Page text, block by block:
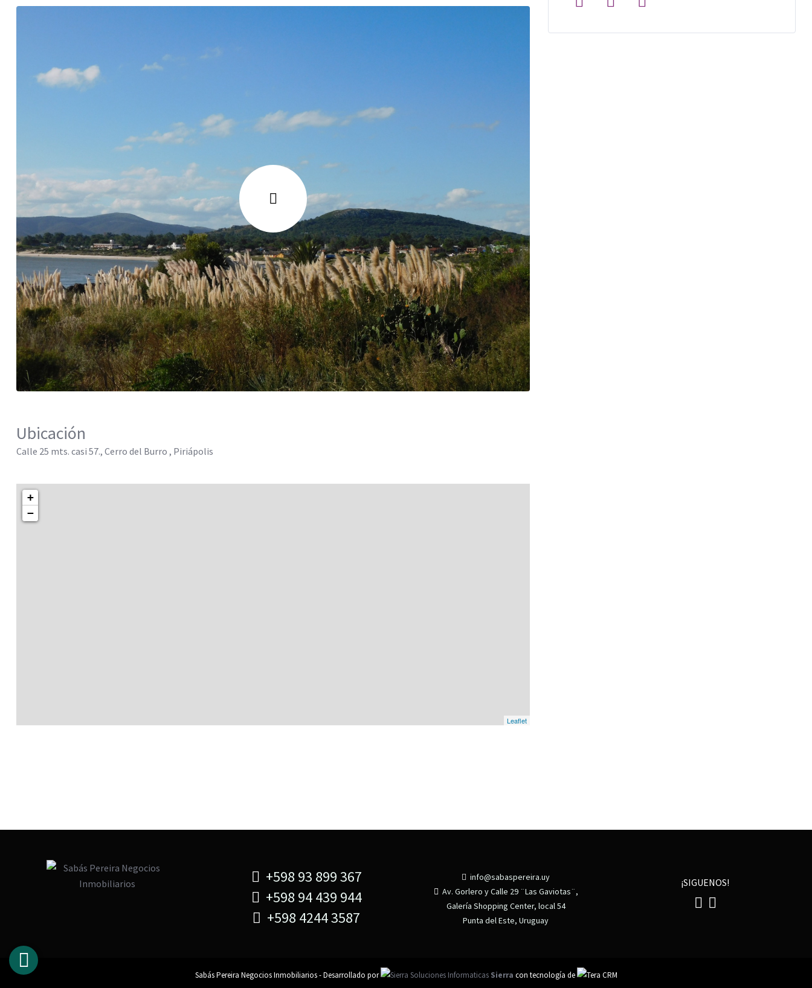
Ubicación
Calle 25 mts. casi 57., Cerro del Burro , Piriápolis
+
−
Leaflet
+598 93 899 367
+598 94 439 944
+598 4244 3587
info@sabaspereira.uy
Av. Gorlero y Calle 29 ¨Las Gaviotas¨,
Galería Shopping Center, local 54
Punta del Este, Uruguay
¡SIGUENOS!
Sabás Pereira Negocios Inmobiliarios - Desarrollado por Sierra con tecnología de